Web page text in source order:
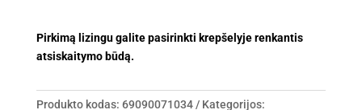
Pirkimą lizingu galite pasirinkti krepšelyje renkantis
atsiskaitymo būdą.
Produkto kodas: 69090071034
Kategorijos: